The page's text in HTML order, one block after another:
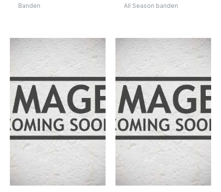
Banden All Season banden